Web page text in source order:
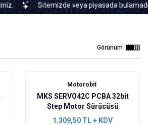
Sitemizde veya piyasada
Görünüm :
Motorobit
MKS SERVO42C PCBA 32bit
Step Motor Sürücüsü
1.309,50 TL + KDV